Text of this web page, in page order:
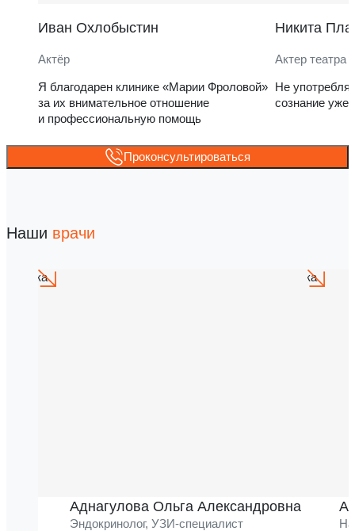
Иван Охлобыстин
Актёр
Я благодарен клинике «Марии Фроловой»
за их внимательное отношение
и профессиональную помощь
Никита
Актер театра
Не
сознание уже
Проконсультироваться
Наши врачи
Аднагулова Ольга Александровна
Эндокринолог, УЗИ-специалист